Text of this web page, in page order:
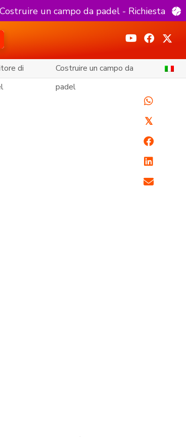
Costruire un campo da padel - Richiesta
di
Costruire un campo da
padel
𝕏